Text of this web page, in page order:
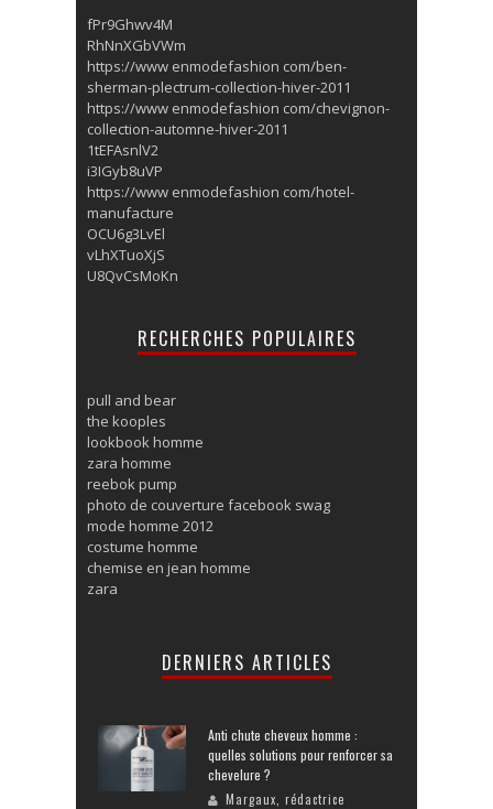
fPr9Ghwv4M
RhNnXGbVWm
https://www enmodefashion com/ben-
sherman-plectrum-collection-hiver-2011
https://www enmodefashion com/chevignon-
collection-automne-hiver-2011
1tEFAsnlV2
i3IGyb8uVP
https://www enmodefashion com/hotel-
manufacture
OCU6g3LvEl
vLhXTuoXjS
U8QvCsMoKn
RECHERCHES POPULAIRES
pull and bear
the kooples
lookbook homme
zara homme
reebok pump
photo de couverture facebook swag
mode homme 2012
costume homme
chemise en jean homme
zara
DERNIERS ARTICLES
Anti chute cheveux homme :
quelles solutions pour renforcer sa
chevelure ?
Margaux, rédactrice